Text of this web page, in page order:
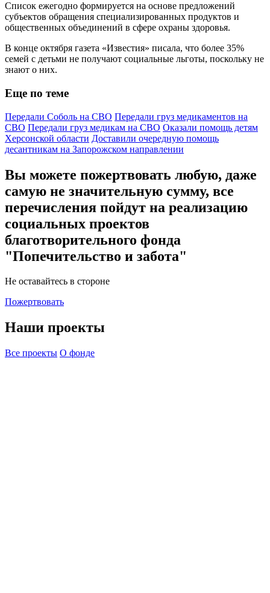
Список ежегодно формируется на основе предложений
субъектов обращения специализированных продуктов и
общественных объединений в сфере охраны здоровья.
В конце октября газета «Известия» писала, что более 35%
семей с детьми не получают социальные льготы, поскольку не
знают о них.
Еще по теме
Передали Соболь на СВО Передали груз медикаментов на
СВО Передали груз медикам на СВО Оказали помощь детям
Херсонской области Доставили очередную помощь
десантникам на Запорожском направлении
Вы можете пожертвовать любую, даже
самую не значительную сумму, все
перечисления пойдут на реализацию
социальных проектов
благотворительного фонда
"Попечительство и забота"
Не оставайтесь в стороне
Пожертвовать
Наши проекты
Все проекты О фонде